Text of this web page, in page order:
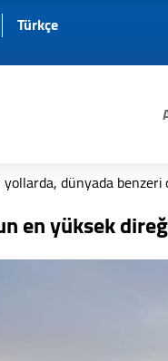
Türkçe
Erbain hikayesi başlıyor
en yüksek